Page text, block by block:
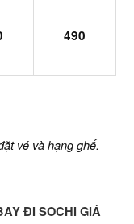
490
vé và hạng ghế.
ĐI SOCHI GIÁ